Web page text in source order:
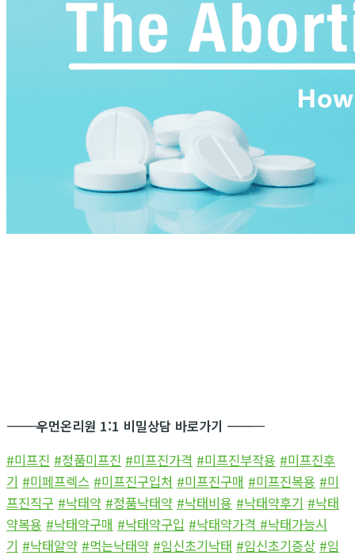
―――――――――――우먼온리원 1:1 비밀상담 바로가기 ―――――――――――
#미프진 #정품미프진 #미프진가격 #미프진부작용 #미프진후
기 #미페프렉스 #미프진구입처 #미프진구매 #미프진복용 #미
프진직구 #낙태약 #정품낙태약 #낙태비용 #낙태약후기 #낙태
약복용 #낙태약구매 #낙태약구입 #낙태약가격 #낙태가능시
기 #낙태알약 #먹는낙태약 #임신초기낙태 #임신초기증상 #임